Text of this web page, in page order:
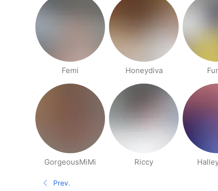
Femi Honeydiva
GorgeousMiMi Riccy
Página anterior
Prev.